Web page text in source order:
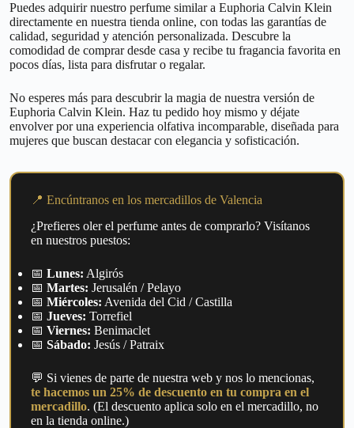
Puedes adquirir nuestro perfume similar a Euphoria Calvin Klein
directamente en nuestra tienda online, con todas las garantías de
calidad, seguridad y atención personalizada. Descubre la
comodidad de comprar desde casa y recibe tu fragancia favorita en
pocos días, lista para disfrutar o regalar.
No esperes más para descubrir la magia de nuestra versión de
Euphoria Calvin Klein. Haz tu pedido hoy mismo y déjate
envolver por una experiencia olfativa incomparable, diseñada para
mujeres que buscan destacar con elegancia y sofisticación.
📍 Encúntranos en los mercadillos de Valencia
¿Prefieres oler el perfume antes de comprarlo? Visítanos
en nuestros puestos:
📅 Lunes: Algirós
📅 Martes: Jerusalén / Pelayo
📅 Miércoles: Avenida del Cid / Castilla
📅 Jueves: Torrefiel
📅 Viernes: Benimaclet
📅 Sábado: Jesús / Patraix
💬 Si vienes de parte de nuestra web y nos lo mencionas,
te hacemos un 25% de descuento en tu compra en el
mercadillo. (El descuento aplica solo en el mercadillo, no
en la tienda online.)